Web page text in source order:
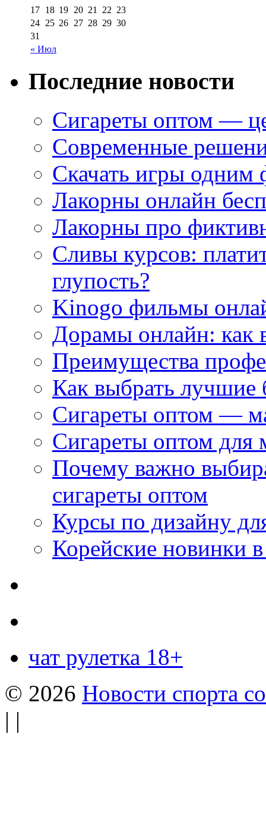
« Июл
17 18 19 20 21 22 23
24 25 26 27 28 29 30
31
Последние новости
Сигареты оптом —
Современные
Скачать игры одним
Лакорны онлайн
Лакорны про
Сливы курсов:
глупость?
Kinogo фильмы
Дорамы онлайн: как
Преимущества
Как выбрать
Сигареты оптом —
Сигареты оптом для
Почему важно
сигареты оптом
Курсы по дизайну
Корейские новинки
чат рулетка 18+
© 2026 Новости спорта
| |